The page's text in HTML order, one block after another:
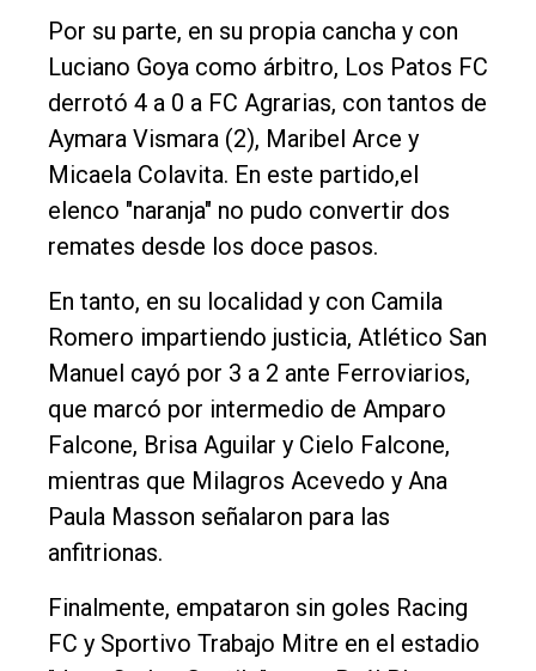
Por su parte, en su propia cancha y con
Luciano Goya como árbitro, Los Patos FC
derrotó 4 a 0 a FC Agrarias, con tantos de
Aymara Vismara (2), Maribel Arce y
Micaela Colavita. En este partido,el
elenco "naranja" no pudo convertir dos
remates desde los doce pasos.
En tanto, en su localidad y con Camila
Romero impartiendo justicia, Atlético San
Manuel cayó por 3 a 2 ante Ferroviarios,
que marcó por intermedio de Amparo
Falcone, Brisa Aguilar y Cielo Falcone,
mientras que Milagros Acevedo y Ana
Paula Masson señalaron para las
anfitrionas.
Finalmente, empataron sin goles Racing
FC y Sportivo Trabajo Mitre en el estadio